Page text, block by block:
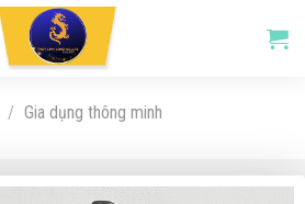
/ Gia dụng thông minh